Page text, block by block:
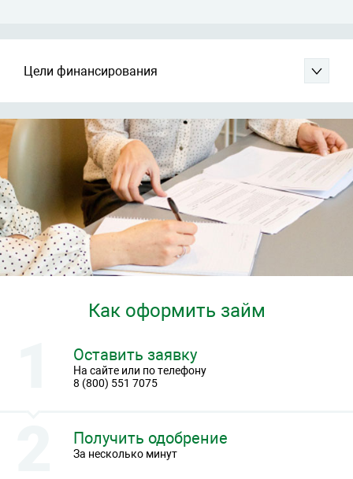
Цели финансирования
Как оформить займ
На сайте или по телефону
8 (800) 551 7075
Оставить заявку
За несколько минут
Получить одобрение